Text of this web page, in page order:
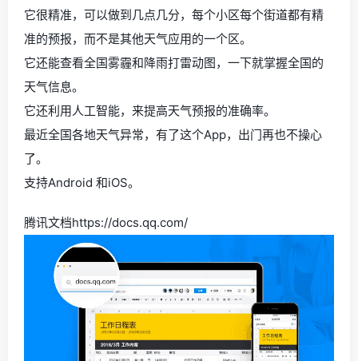
它很精准，可以做到几点几分，每个小区每个街道都有精
准的预报，而不是其他天气应用的一个区。
它还能查看全国雾霾和降雨打雷动图，一下就掌握全国的
天气信息。
它还利用人工智能，来提高天气预报的准确率。
最近全国各地天气异常，有了这个App，出门再也不操心
了。
支持Android 和iOS。
腾讯文档https://docs.qq.com/